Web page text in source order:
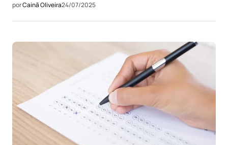
porCainã Oliveira24/07/2025